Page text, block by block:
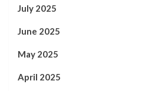
July 2025
June 2025
May 2025
April 2025